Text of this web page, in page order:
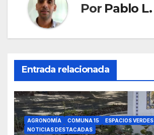
Por Pablo L.
Entrada relacionada
AGRONOMÍA COMUNA 15
ESPACIOS VERDES
NOTICIAS DESTACADAS